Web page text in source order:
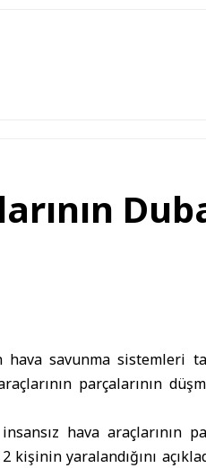
hava savunma sistemleri
parçalarının
hava araçlarının
yaralandığını